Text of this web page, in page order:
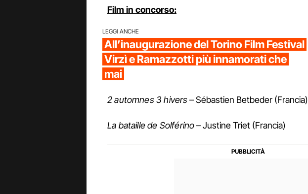
Film in concorso:
LEGGI ANCHE
All’inaugurazione del Torino Film Festival
Virzì e Ramazzotti più innamorati che
mai
2 automnes 3 hivers– Sébastien Betbeder (Francia)
La bataille de Solférino– Justine Triet (Francia)